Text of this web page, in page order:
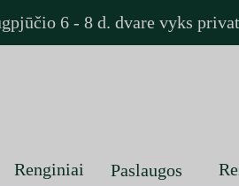
6 - 8 d. dvare vyks
Renginiai Paslaugos